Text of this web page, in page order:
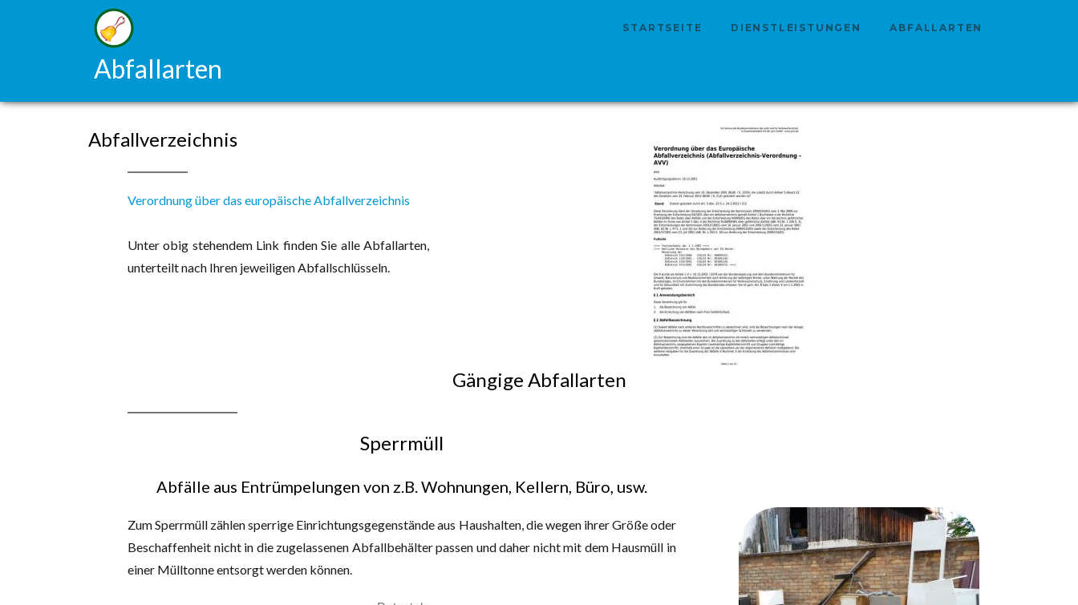
STARTSEITE DIENSTLEISTUNGEN ABFALLARTEN
Abfallarten
Abfallverzeichnis
Verordnung über das europäische Abfallverzeichnis
Unter obig stehendem Link finden Sie alle Abfallarten,
unterteilt nach Ihren jeweiligen Abfallschlüsseln.
Gängige Abfallarten
Sperrmüll
Abfälle aus Entrümpelungen von z.B. Wohnungen, Kellern, Büro, usw.
Zum Sperrmüll zählen sperrige Einrichtungsgegenstände aus Haushalten, die wegen ihrer Größe oder
Beschaffenheit nicht in die zugelassenen Abfallbehälter passen und daher nicht mit dem Hausmüll in
einer Mülltonne entsorgt werden können.